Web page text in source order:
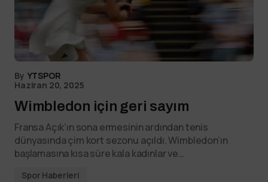
By YTSPOR
Haziran 20, 2025
Wimbledon için geri sayım
Fransa Açık’ın sona ermesinin ardından tenis
dünyasında çim kort sezonu açıldı. Wimbledon’ın
başlamasına kısa süre kala kadınlar ve…
Spor Haberleri